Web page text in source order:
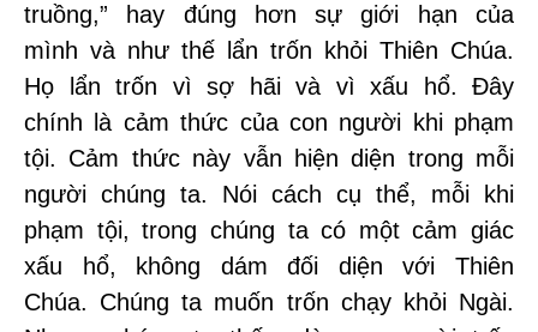
truồng,” hay đúng hơn sự giới hạn của
mình và như thế lẩn trốn khỏi Thiên Chúa.
Họ lẩn trốn vì sợ hãi và vì xấu hổ. Đây
chính là cảm thức của con người khi phạm
tội. Cảm thức này vẫn hiện diện trong mỗi
người chúng ta. Nói cách cụ thể, mỗi khi
phạm tội, trong chúng ta có một cảm giác
xấu hổ, không dám đối diện với Thiên
Chúa. Chúng ta muốn trốn chạy khỏi Ngài.